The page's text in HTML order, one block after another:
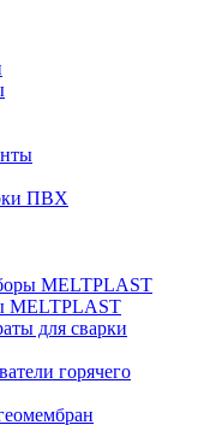
ПВХ
MELTPLAST
MELTPLAST
для сварки
горячего